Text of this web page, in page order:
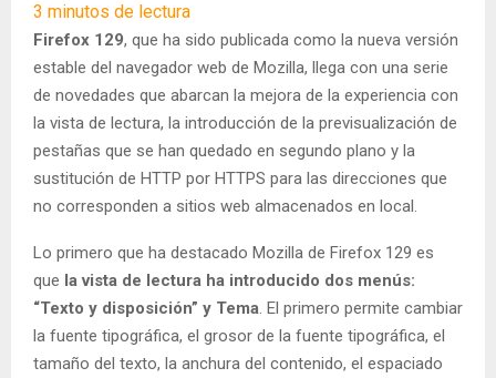
3 minutos de lectura
Firefox 129, que ha sido publicada como la nueva versión
estable del navegador web de Mozilla, llega con una serie
de novedades que abarcan la mejora de la experiencia con
la vista de lectura, la introducción de la previsualización de
pestañas que se han quedado en segundo plano y la
sustitución de HTTP por HTTPS para las direcciones que
no corresponden a sitios web almacenados en local.
Lo primero que ha destacado Mozilla de Firefox 129 es
que la vista de lectura ha introducido dos menús:
“Texto y disposición” y Tema. El primero permite cambiar
la fuente tipográfica, el grosor de la fuente tipográfica, el
tamaño del texto, la anchura del contenido, el espaciado